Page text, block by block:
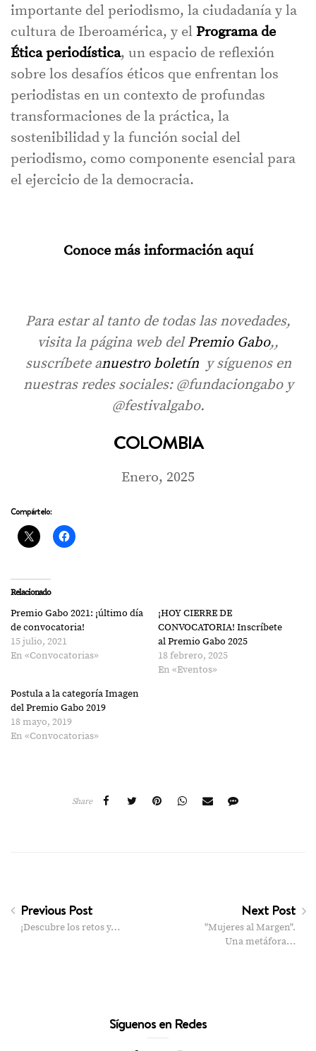
importante del periodismo, la ciudadanía y la
cultura de Iberoamérica, y el Programa de
Ética periodística, un espacio de reflexión
sobre los desafíos éticos que enfrentan los
periodistas en un contexto de profundas
transformaciones de la práctica, la
sostenibilidad y la función social del
periodismo, como componente esencial para
el ejercicio de la democracia.
Conoce más información aquí
Para estar al tanto de todas las novedades,
visita la página web delPremio Gabo,,
suscríbete anuestro boletíny síguenos en
nuestras redes sociales: @fundaciongabo y
@festivalgabo.
COLOMBIA
Enero, 2025
Compártelo:
Relacionado
Premio Gabo 2021: ¡último día
de convocatoria!
15 julio, 2021
En «Convocatorias»
¡HOY CIERRE DE
CONVOCATORIA! Inscríbete
al Premio Gabo 2025
18 febrero, 2025
En «Eventos»
Postula a la categoría Imagen
del Premio Gabo 2019
18 mayo, 2019
En «Convocatorias»
Share
Previous Post
¡Descubre los retos y…
Next Post
"Mujeres al Margen".
Una metáfora…
Síguenos en Redes